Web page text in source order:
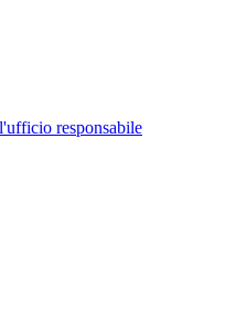
responsabile